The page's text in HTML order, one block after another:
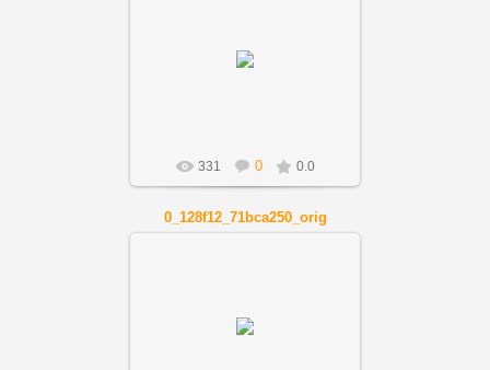
331 0 0.0
0_128f12_71bca250_orig